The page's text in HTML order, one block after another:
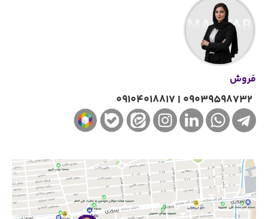
فروش
۰۹۰۳۹۵۹۸۷۳۲ |
09104018817